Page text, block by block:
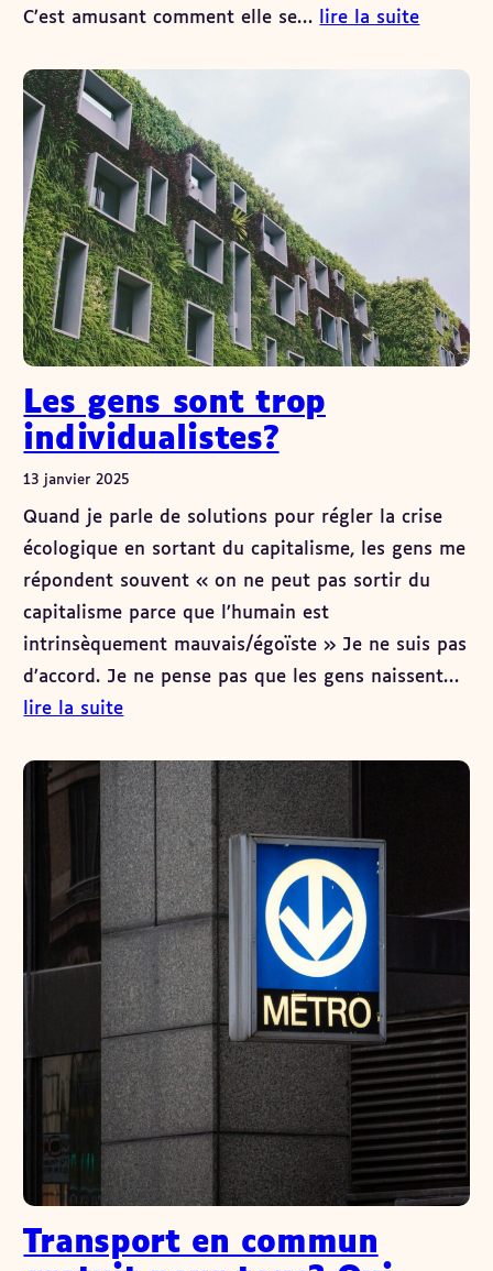
C’est amusant comment elle se… lire la suite
Les gens sont trop
individualistes?
13 janvier 2025
Quand je parle de solutions pour régler la crise
écologique en sortant du capitalisme, les gens me
répondent souvent « on ne peut pas sortir du
capitalisme parce que l’humain est
intrinsèquement mauvais/égoïste » Je ne suis pas
d’accord. Je ne pense pas que les gens naissent…
lire la suite
Transport en commun